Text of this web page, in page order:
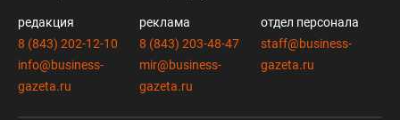
редакция
8 (843) 202-12-10
info@business-
gazeta.ru
реклама
8 (843) 203-48-47
mir@business-
gazeta.ru
отдел персонала
staff@business-
gazeta.ru